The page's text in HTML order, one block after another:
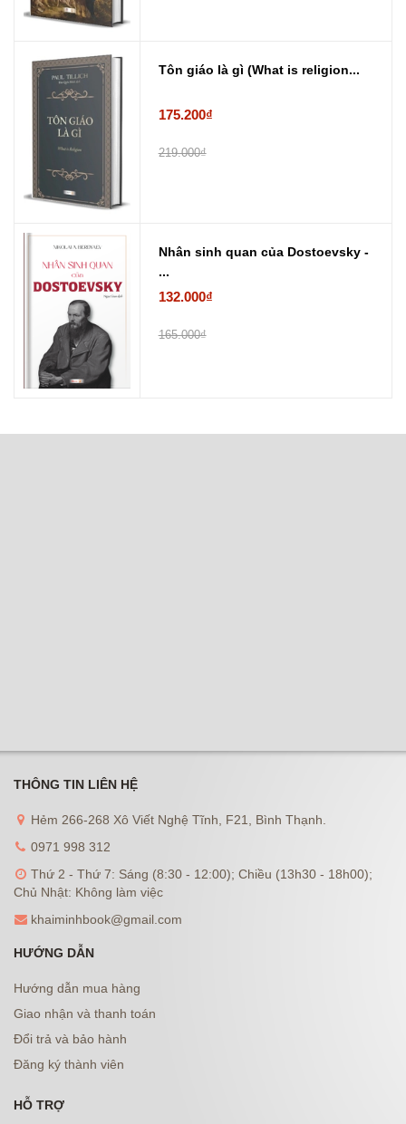
Tôn giáo là gì (What is religion...
175.200₫
219.000₫
Nhân sinh quan của Dostoevsky -
...
132.000₫
165.000₫
THÔNG TIN LIÊN HỆ
Hẻm 266-268 Xô Viết Nghệ Tĩnh, F21, Bình Thạnh.
0971 998 312
Thứ 2 - Thứ 7: Sáng (8:30 - 12:00); Chiều (13h30 - 18h00);
Chủ Nhật: Không làm việc
khaiminhbook@gmail.com
HƯỚNG DẪN
Hướng dẫn mua hàng
Giao nhận và thanh toán
Đổi trả và bảo hành
Đăng ký thành viên
HỖ TRỢ